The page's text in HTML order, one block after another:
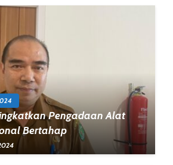
Pengadaan Alat
Bertahap